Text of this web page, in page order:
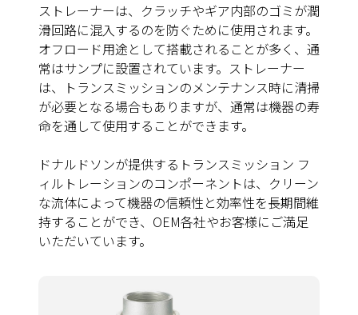
ストレーナーは、クラッチやギア内部のゴミが潤
滑回路に混入するのを防ぐために使用されます。
オフロード用途として搭載されることが多く、通
常はサンプに設置されています。ストレーナー
は、トランスミッションのメンテナンス時に清掃
が必要となる場合もありますが、通常は機器の寿
命を通して使用することができます。
ドナルドソンが提供するトランスミッション フ
ィルトレーションのコンポーネントは、クリーン
な流体によって機器の信頼性と効率性を長期間維
持することができ、OEM各社やお客様にご満足
いただいています。